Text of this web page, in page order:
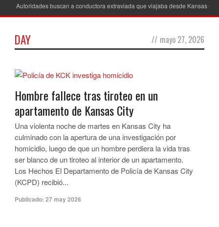
Autoridades buscan a conductora extraviada que viajaba desde Kansas City
DAY // mayo 27, 2026
Hombre fallece tras tiroteo en un
apartamento de Kansas City
Una violenta noche de martes en Kansas City ha
culminado con la apertura de una investigación por
homicidio, luego de que un hombre perdiera la vida tras
ser blanco de un tiroteo al interior de un apartamento.
Los Hechos El Departamento de Policía de Kansas City
(KCPD) recibió...
Publicado: 27 may 2026